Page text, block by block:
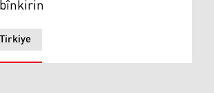
Tirkiye